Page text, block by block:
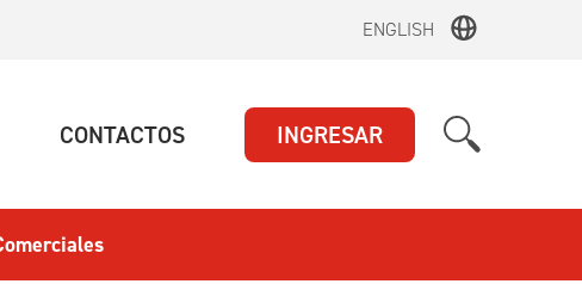
ENGLISH
CONTACTOS(ACTUAL)INGRESAR